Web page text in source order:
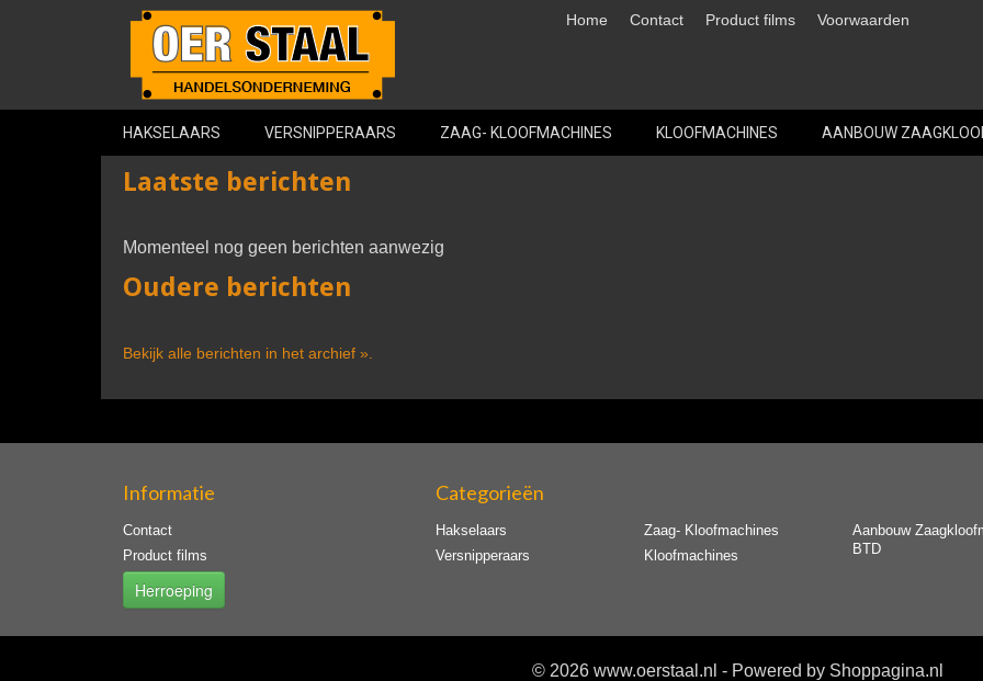
Home Contact Product films Voorwaarden
HAKSELAARS VERSNIPPERAARS ZAAG- KLOOFMACHINES KLOOFMACHINES AANBOUW
Laatste berichten
Momenteel nog geen berichten aanwezig
Oudere berichten
Bekijk alle berichten in het archief ».
Informatie
Contact
Product films
Herroeping
Categorieën
Hakselaars
Versnipperaars
Zaag- Kloofmachines
Kloofmachines
Aanbouw
BTD
© 2026 www.oerstaal.nl - Powered by Shoppagina.nl